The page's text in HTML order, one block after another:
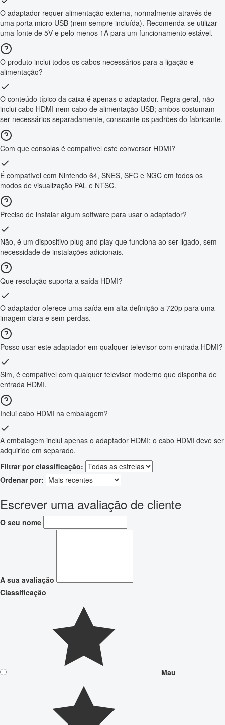
O adaptador requer alimentação externa, normalmente através de
uma porta micro USB (nem sempre incluída). Recomenda-se utilizar
uma fonte de 5V e pelo menos 1A para um funcionamento estável.
O produto inclui todos os cabos necessários para a ligação e
alimentação?
O conteúdo típico da caixa é apenas o adaptador. Regra geral, não
inclui cabo HDMI nem cabo de alimentação USB; ambos costumam
ser necessários separadamente, consoante os padrões do fabricante.
Com que consolas é compatível este conversor HDMI?
É compatível com Nintendo 64, SNES, SFC e NGC em todos os
modos de visualização PAL e NTSC.
Preciso de instalar algum software para usar o adaptador?
Não, é um dispositivo plug and play que funciona ao ser ligado, sem
necessidade de instalações adicionais.
Que resolução suporta a saída HDMI?
O adaptador oferece uma saída em alta definição a 720p para uma
imagem clara e sem perdas.
Posso usar este adaptador em qualquer televisor com entrada HDMI?
Sim, é compatível com qualquer televisor moderno que disponha de
entrada HDMI.
Inclui cabo HDMI na embalagem?
A embalagem inclui apenas o adaptador HDMI; o cabo HDMI deve ser
adquirido em separado.
Filtrar por classificação:
Ordenar por:
Escrever uma avaliação de cliente
O seu nome
A sua avaliação
Classificação
Mau